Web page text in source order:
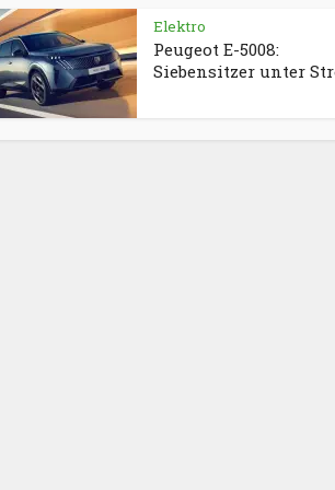
Elektro
Peugeot E-5008:
Siebensitzer unter